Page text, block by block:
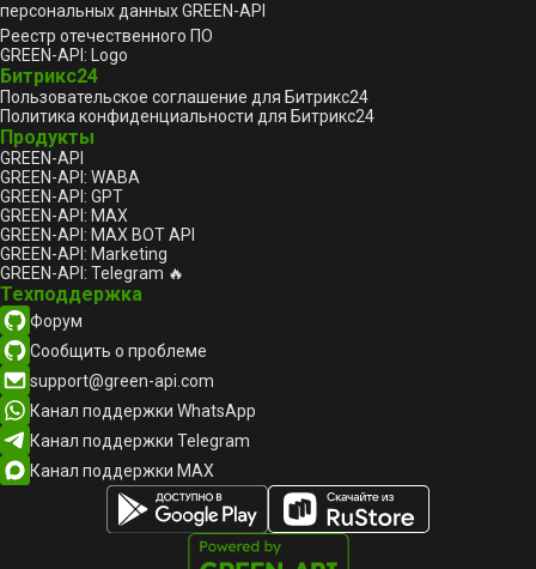
персональных данных GREEN-API
Реестр отечественного ПО
GREEN-API: Logo
Битрикс24
Пользовательское соглашение для Битрикс24
Политика конфиденциальности для Битрикс24
Продукты
GREEN-API
GREEN-API: WABA
GREEN-API: GPT
GREEN-API: MAX
GREEN-API: MAX BOT API
GREEN-API: Marketing
GREEN-API: Telegram 🔥
Техподдержка
Форум
Сообщить о проблеме
support@green-api.com
Канал поддержки WhatsApp
Канал поддержки Telegram
Канал поддержки MAX